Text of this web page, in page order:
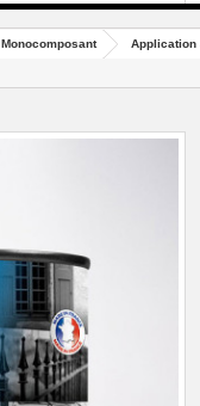
Monocomposant Application